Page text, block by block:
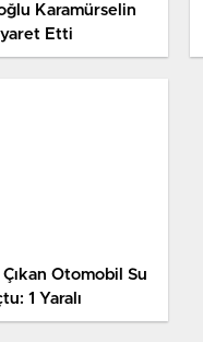
Karamürselin
Etti
Otomobil Su
1 Yaralı